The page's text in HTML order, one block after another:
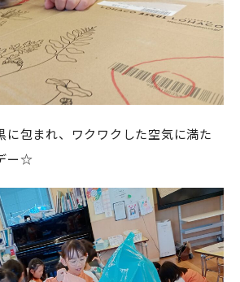
に包まれ、ワクワクした空気に満た
ー☆